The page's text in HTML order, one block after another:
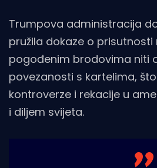
Trumpova administracija
pružila dokaze o prisutnosti
pogođenim brodovima niti
povezanosti s kartelima,
kontroverze i rekacije u
i diljem svijeta.